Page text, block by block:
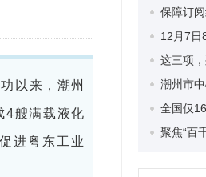
以来，潮州
4艘满载液化
进粤东工业
这三项